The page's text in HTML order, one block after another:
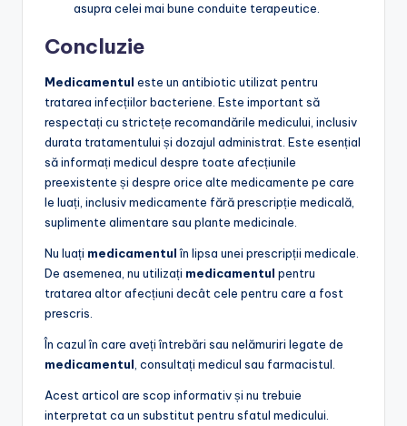
asupra celei mai bune conduite terapeutice.
Concluzie
Medicamentul este un antibiotic utilizat pentru
tratarea infecțiilor bacteriene. Este important să
respectați cu strictețe recomandările medicului, inclusiv
durata tratamentului și dozajul administrat. Este esențial
să informați medicul despre toate afecțiunile
preexistente și despre orice alte medicamente pe care
le luați, inclusiv medicamente fără prescripție medicală,
suplimente alimentare sau plante medicinale.
Nu luați medicamentulîn lipsa unei prescripții medicale.
De asemenea, nu utilizați medicamentul pentru
tratarea altor afecțiuni decât cele pentru care a fost
prescris.
În cazul în care aveți întrebări sau nelămuriri legate de
medicamentul, consultați medicul sau farmacistul.
Acest articol are scop informativ și nu trebuie
interpretat ca un substitut pentru sfatul medicului.